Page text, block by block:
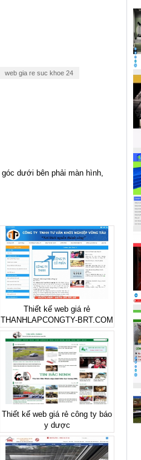
web gia re suc khoe 24
góc dưới bên phải màn hình,
Thiết kế web giá rẻ
THANHLAPCONGTY-BRT.COM
Thiết kế web giá rẻ công ty báo
y dược